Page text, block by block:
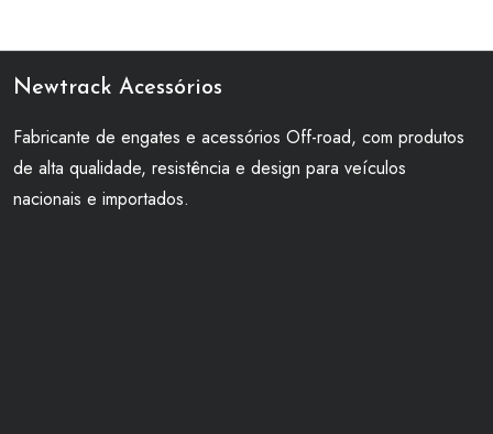
Newtrack Acessórios
Fabricante de engates e acessórios Off-road, com produtos
de alta qualidade, resistência e design para veículos
nacionais e importados.